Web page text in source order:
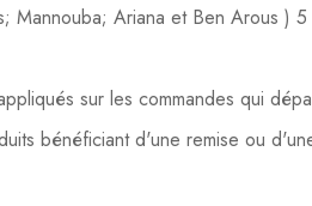
Mannouba; Ariana et Ben Arous )
sur les commandes qui
bénéficiant d'une remise ou